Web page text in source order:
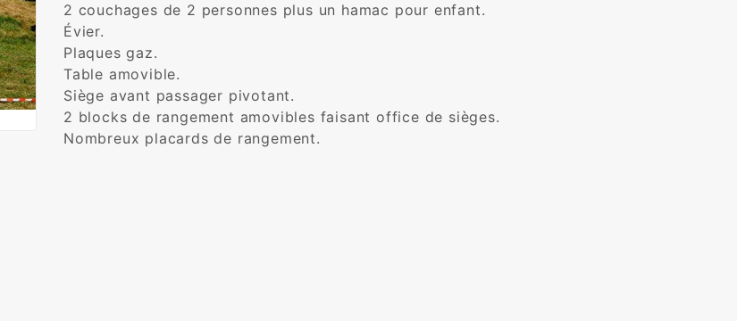
2 couchages de 2 personnes plus un hamac pour enfant.
Évier.
Plaques gaz.
Table amovible.
Siège avant passager pivotant.
2 blocks de rangement amovibles faisant office de sièges.
Nombreux placards de rangement.